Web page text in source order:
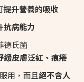
提升營養的吸收
抗病能力
德氏菌
緩皮膚泛紅、痕癢
用，而且絕不含人